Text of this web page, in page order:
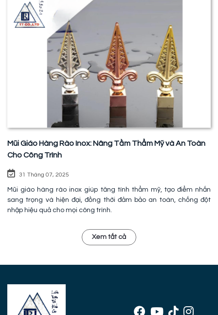
Mũi Giáo Hàng Rào Inox: Nâng Tầm Thẩm Mỹ và An Toàn
Cho Công Trình
31 Tháng 07, 2025
Mũi giáo hàng rào inox giúp tăng tính thẩm mỹ, tạo điểm nhấn
sang trọng và hiện đại, đồng thời đảm bảo an toàn, chống đột
nhập hiệu quả cho mọi công trình.
Xem tất cả